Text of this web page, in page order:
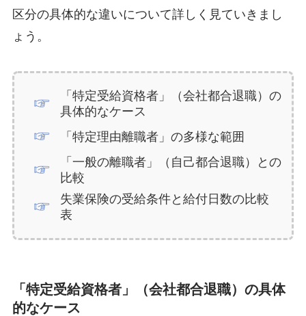
区分の具体的な違いについて詳しく見ていきまし
ょう。
「特定受給資格者」（会社都合退職）の
具体的なケース
「特定理由離職者」の多様な範囲
「一般の離職者」（自己都合退職）との
比較
失業保険の受給条件と給付日数の比較
表
「特定受給資格者」（会社都合退職）の具体
的なケース